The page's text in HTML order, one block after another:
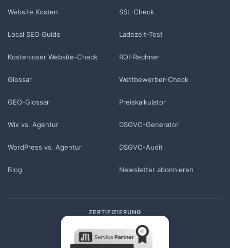
Website Kosten
Local SEO Guide
Kostenloser Website-Check
Glossar
GEO-Glossar
Wix vs. Agentur
WordPress vs. Agentur
Blog
SSL-Check
Ladezeit-Test
ROI-Rechner
Wettbewerber-Check
Preiskalkulator
DSGVO-Generator
DSGVO-Audit
Newsletter abonnieren
ZERTIFIZIERUNG